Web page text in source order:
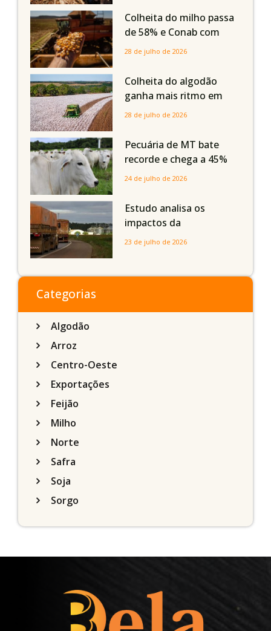
em Mato Grosso, aponta
Imea
Colheita do milho passa
de 58% e Conab com
boas produtividades em
quedas em Tocantins,
Maranhão e Piauí
28 de julho de 2026
Colheita do algodão
ganha mais ritmo em
Mato Grosso, Mato
Maranhão
28 de julho de 2026
Pecuária de MT bate
recorde e chega a 45%
dos bovinos abatidos
24 de julho de 2026
Estudo analisa os
impactos da
infraestrutura logística
do Sul
23 de julho de 2026
Categorias
Algodão
Arroz
Centro-Oeste
Exportações
Feijão
Milho
Norte
Safra
Soja
Sorgo